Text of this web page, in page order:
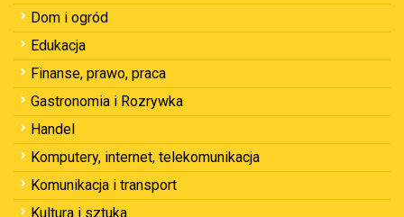
Dom i ogród
Edukacja
Finanse, prawo, praca
Gastronomia i Rozrywka
Handel
Komputery, internet, telekomunikacja
Komunikacja i transport
Kultura i sztuka